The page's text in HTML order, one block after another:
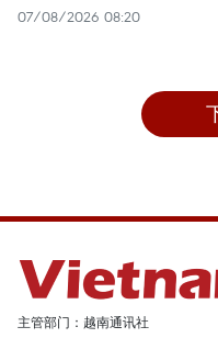
07/08/2026 08:20
主管部门：越南通讯社